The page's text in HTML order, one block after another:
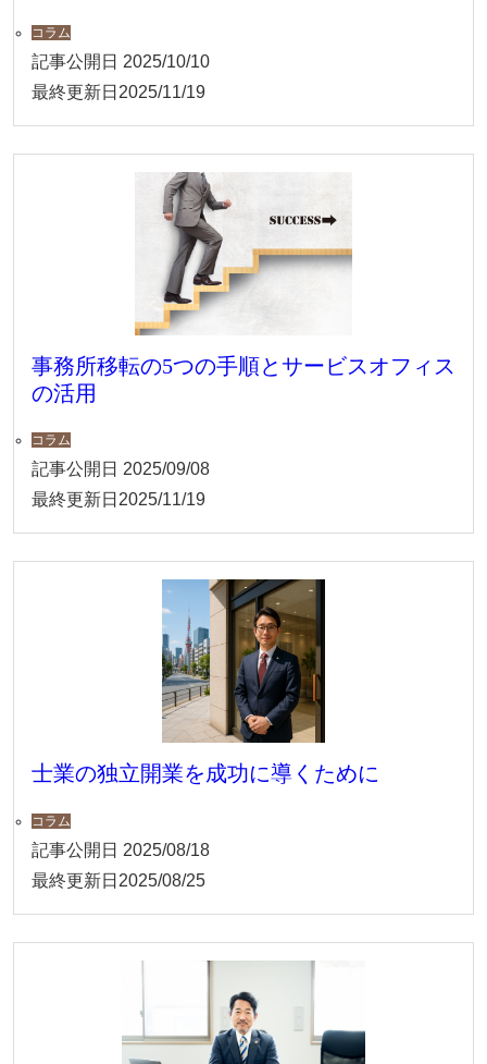
コラム
記事公開日 2025/10/10
最終更新日 2025/11/19
事務所移転の5つの手順とサービスオフィス
の活用
コラム
記事公開日 2025/09/08
最終更新日 2025/11/19
士業の独立開業を成功に導くために
コラム
記事公開日 2025/08/18
最終更新日 2025/08/25